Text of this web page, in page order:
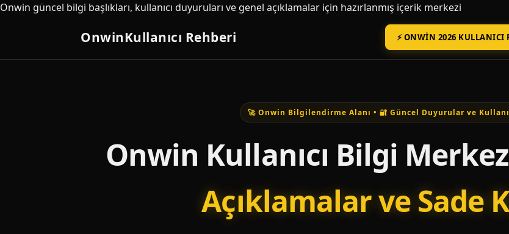
Onwin güncel bilgi başlıkları, kullanıcı duyuruları ve genel açıklamalar için hazırlanmış içerik merkezi
OnwinKullanıcı Rehberi ⚡ ONWIN 2026 KULLANICI
🚀 Onwin Bilgilendirme Alanı • 🔐 Güncel Duyurular ve
Onwin Kullanıcı Bilgi
Açıklamalar ve Sade